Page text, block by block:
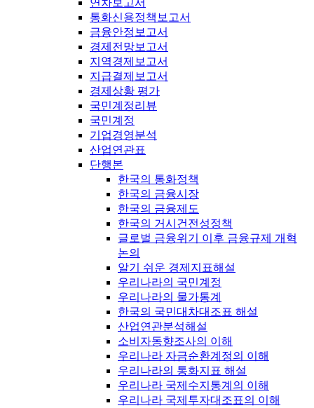
연차보고서
통화신용정책보고서
금융안정보고서
경제전망보고서
지역경제보고서
지급결제보고서
경제상황 평가
국민계정리뷰
국민계정
기업경영분석
산업연관표
단행본
한국의 통화정책
한국의 금융시장
한국의 금융제도
한국의 거시건전성정책
글로벌 금융위기 이후 금융규제 개혁
논의
알기 쉬운 경제지표해설
우리나라의 국민계정
우리나라의 물가통계
한국의 국민대차대조표 해설
산업연관분석해설
소비자동향조사의 이해
우리나라 자금순환계정의 이해
우리나라의 통화지표 해설
우리나라 국제수지통계의 이해
우리나라 국제투자대조표의 이해